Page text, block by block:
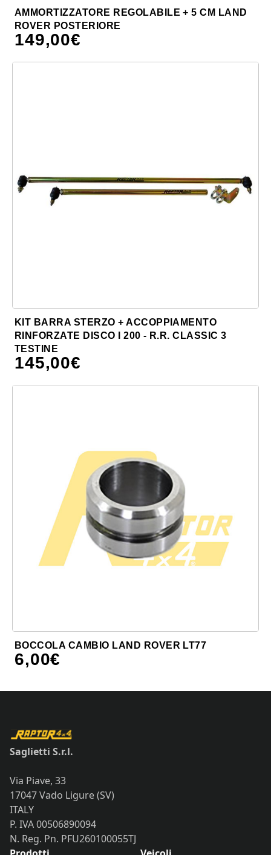
AMMORTIZZATORE REGOLABILE + 5 CM LAND
ROVER POSTERIORE
149,00€
KIT BARRA STERZO + ACCOPPIAMENTO
RINFORZATE DISCO I 200 - R.R. CLASSIC 3
TESTINE
145,00€
BOCCOLA CAMBIO LAND ROVER LT77
6,00€
Saglietti S.r.l.
Via Piave, 33
17047 Vado Ligure (SV)
ITALY
P. IVA 00506890094
N. Reg. Pn. PFU260100055TJ